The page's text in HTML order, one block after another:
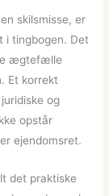
skilsmisse, er
i tingbogen. Det
ægtefælle
Et korrekt
og
opstår
ejendomsret.
det praktiske